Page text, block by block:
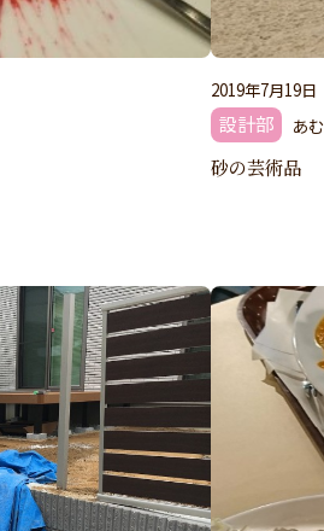
2019年7月19日
設計部 あむ
砂の芸術品